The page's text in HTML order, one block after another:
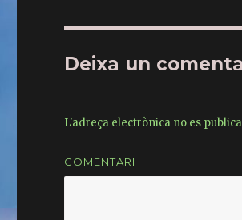
Deixa un
L'adreça electrònica no es
COMENTARI